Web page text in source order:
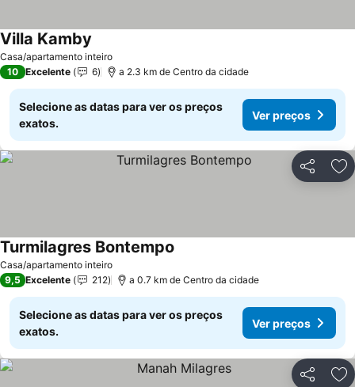
Casa/apartamento inteiro
Villa Kamby
10 Excelente 6 a 2.3 km de Centro da cidade
Selecione as datas para ver os preços
exatos.
Ver preços
Partilhar
Casa/apartamento inteiro
Turmilagres Bontempo
9,5 Excelente 212 a 0.7 km de Centro da cidade
Selecione as datas para ver os preços
exatos.
Ver preços
Partilhar